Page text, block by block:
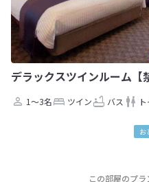
デラックスツインルーム【
1～3名 ツイン バス
お
この部屋のプラ